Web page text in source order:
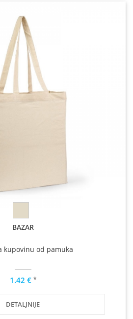
BAZAR
kupovinu od pamuka
1.42 € *
DETALJNIJE